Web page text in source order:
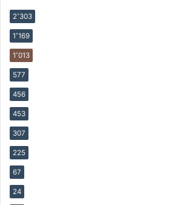
2٬303
1٬169
1٬013
577
456
453
307
225
67
24